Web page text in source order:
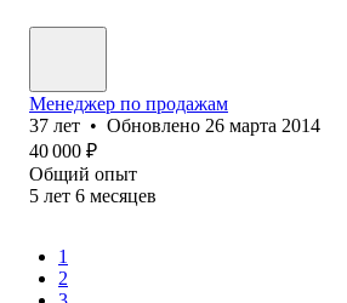
Менеджер по продажам
37 лет • Обновлено 26 марта 2014
40 000 ₽
Общий опыт
5 лет 6 месяцев
1
2